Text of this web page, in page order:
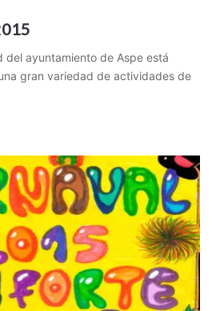
del ayuntamiento de Aspe está
gran variedad de actividades de